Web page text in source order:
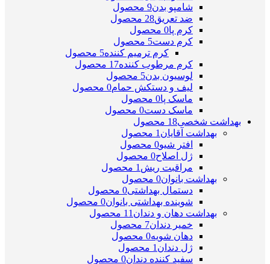
شامپو بدن9 محصول
ضد تعریق28 محصول
کرم پا0 محصول
کرم دست5 محصول
کرم ترمیم کننده5 محصول
کرم مرطوب کننده17 محصول
لوسیون بدن5 محصول
لیف و دستکش حمام0 محصول
ماسک پا0 محصول
ماسک دست0 محصول
بهداشت شخصی18 محصول
بهداشت آقایان 1 محصول
افتر شیو0 محصول
ژل اصلاح0 محصول
مراقبت ریش 1 محصول
بهداشت بانوان0 محصول
دستمال بهداشتی0 محصول
شوینده بهداشتی بانوان0 محصول
بهداشت دهان و دندان 11 محصول
خمیر دندان7 محصول
دهان شویه0 محصول
ژل دندان 1 محصول
سفید کننده دندان0 محصول